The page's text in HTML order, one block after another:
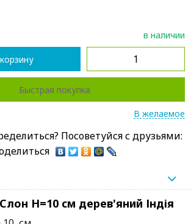
в наличии
Быстрая покупка
В желаемое
Посоветуйся с друзьями:
Н=10 см дерев'яний Індія